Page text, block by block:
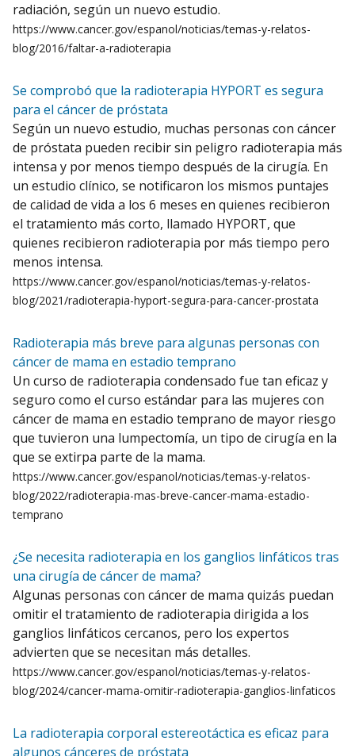
radiación, según un nuevo estudio.
https://www.cancer.gov/espanol/noticias/temas-y-relatos-
blog/2016/faltar-a-radioterapia
Se comprobó que la radioterapia HYPORT es segura
para el cáncer de próstata
Según un nuevo estudio, muchas personas con cáncer
de próstata pueden recibir sin peligro radioterapia más
intensa y por menos tiempo después de la cirugía. En
un estudio clínico, se notificaron los mismos puntajes
de calidad de vida a los 6 meses en quienes recibieron
el tratamiento más corto, llamado HYPORT, que
quienes recibieron radioterapia por más tiempo pero
menos intensa.
https://www.cancer.gov/espanol/noticias/temas-y-relatos-
blog/2021/radioterapia-hyport-segura-para-cancer-prostata
Radioterapia más breve para algunas personas con
cáncer de mama en estadio temprano
Un curso de radioterapia condensado fue tan eficaz y
seguro como el curso estándar para las mujeres con
cáncer de mama en estadio temprano de mayor riesgo
que tuvieron una lumpectomía, un tipo de cirugía en la
que se extirpa parte de la mama.
https://www.cancer.gov/espanol/noticias/temas-y-relatos-
blog/2022/radioterapia-mas-breve-cancer-mama-estadio-
temprano
¿Se necesita radioterapia en los ganglios linfáticos tras
una cirugía de cáncer de mama?
Algunas personas con cáncer de mama quizás puedan
omitir el tratamiento de radioterapia dirigida a los
ganglios linfáticos cercanos, pero los expertos
advierten que se necesitan más detalles.
https://www.cancer.gov/espanol/noticias/temas-y-relatos-
blog/2024/cancer-mama-omitir-radioterapia-ganglios-linfaticos
La radioterapia corporal estereotáctica es eficaz para
algunos cánceres de próstata